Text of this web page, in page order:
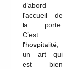
d’abord
l’accueil de
la porte.
C’est
l’hospitalité,
un art qui
est bien